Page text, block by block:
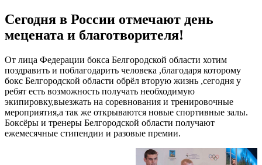
Сегодня в России отмечают день
мецената и благотворителя!
От лица Федерации бокса Белгородской области хотим
поздравить и поблагодарить человека ,благодаря которому
бокс Белгородской области обрёл вторую жизнь ,сегодня у
ребят есть возможность получать необходимую
экипировку,выезжать на соревнования и тренировочные
мероприятия,а так же открываются новые спортивные залы.
Боксёры и тренеры Белгородской области получают
ежемесячные стипендии и разовые премии.